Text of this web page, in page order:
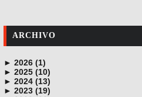
ARCHIVO
► 2026 (1)
junio (1)
► 2025 (10)
noviembre (1)
octubre (1)
► 2024 (13)
diciembre (4)
► 2023 (19)